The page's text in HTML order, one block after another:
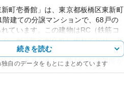
新町壱番館」は、東京都板橋区東新町
階建ての分譲マンションで、68戸の
ています。この建物はRC（鉄筋コ
、耐震性や耐久性に優れており、居
します。
宅地でありながら、便利な都市機能が
続きを読む
自のデータをもとにまとめています